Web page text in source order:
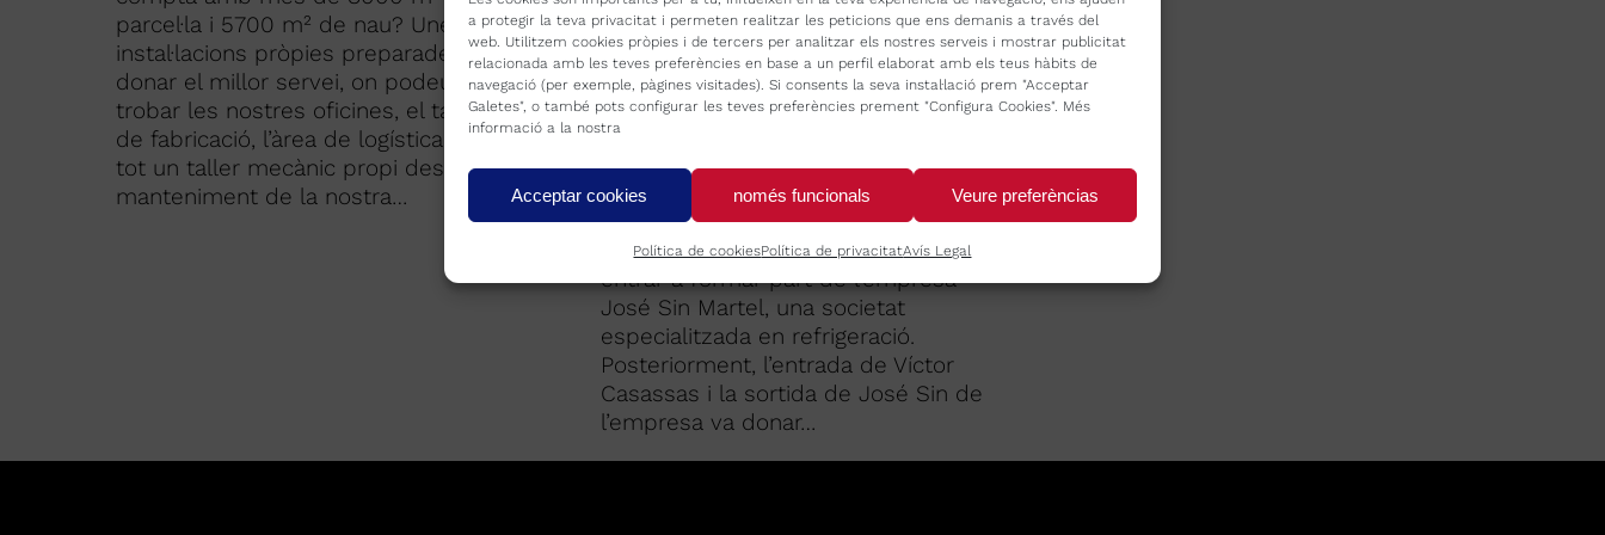
a protegir la teva privacitat i permeten realitzar les peticions que ens demanis a través del
web. Utilitzem cookies pròpies i de tercers per analitzar els nostres serveis i mostrar publicitat
relacionada amb les teves preferències en base a un perfil elaborat amb els teus hàbits de
navegació (per exemple, pàgines visitades). Si consents la seva instal·lació prem "Acceptar
Galetes", o també pots configurar les teves preferències prement "Configura Cookies". Més
informació a la nostra
Acceptar cookies només funcionals Veure preferèncias
Política de cookiesPolítica de privacitatAvís Legal
parcel·la i 5700 m² de nau? Unes
instal·lacions pròpies preparades per
donar el millor servei, on podeu
trobar les nostres oficines, el taller
de fabricació, l’àrea de logística i fins i
tot un taller mecànic propi destinat al
manteniment de la nostra…
Fira de Girona, el 1962
Sense categoria By REFRICA
13 de gener de 2022
Recordant la nostra història a la Fira
de Girona, el 1962. Per què aleshores
ens dèiem José Sin Martel? Doncs
perquè el 1948, Joaquim Casassas va
entrar a formar part de l’empresa
José Sin Martel, una societat
especialitzada en refrigeració.
Posteriorment, l’entrada de Víctor
Casassas i la sortida de José Sin de
l’empresa va donar…